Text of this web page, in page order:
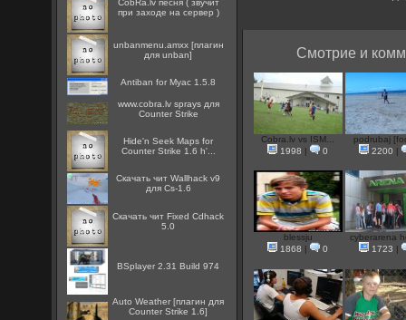
CobRa.lv песня ( звучит
при заходе на сервер )
unbanmenu.amxx [плагин
для unban]
Antiban for Myac 1.5.8
www.cobra.lv sprays для
Counter Strike
Hide'n Seek Maps for
Counter Strike 1.6 h'...
Скачать чит Wallhack v9
для Cs-1.6
Скачать чит Fixed Cdhack
5.0
BSplayer 2.31 Build 974
Auto Weather [плагин для
Counter Strike 1.6]
Смотрие и
Cobra.lv vs ISM...
1998
| 0
podrubaj
2200
|
blessju
1868
| 0
cyberarena
1723
|